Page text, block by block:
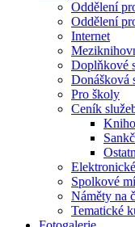
Oddělení
Oddělení
Internet
Doplňkové
Donášková
Pro školy
Ceník
Spolkové
Náměty na
Tematické